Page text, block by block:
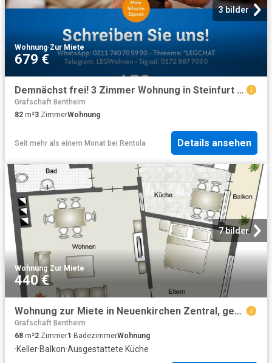
3 bilder
Wohnung·Zur Miete
679 €
Demnächst frei! 3 Zimmer Wohnung in Steinfurt Steinfurt
Grafschaft Bentheim
82 m²3 ZimmerWohnung
Seit mehr als einem Monat bei Rentola Details ansehen
7 bilder
Wohnung·Zur Miete
440 €
Wohnung zur Miete in Neuenkirchen Zentral, geräumig, mit Balkon und Einbauküche!
Grafschaft Bentheim
68 m²2 Zimmer1 BadezimmerWohnung
·Keller·Balkon·Ausgestattete Küche